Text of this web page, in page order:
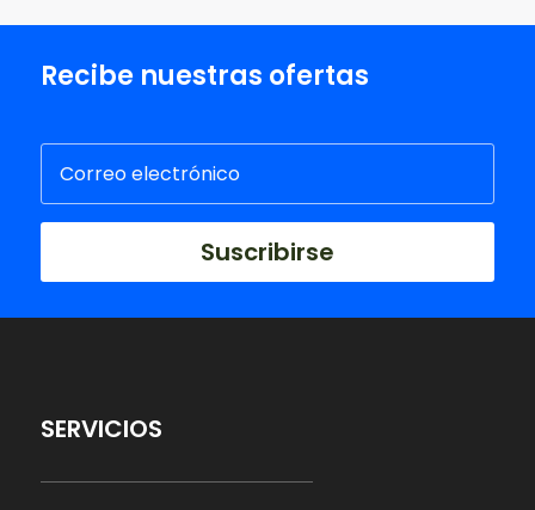
Recibe nuestras ofertas
Suscribirse
SERVICIOS